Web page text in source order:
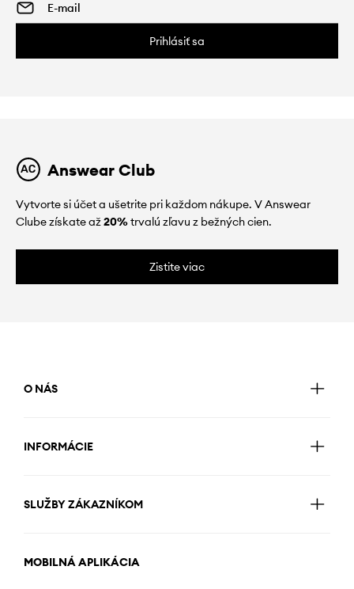
Prihlásiť sa
Answear Club
Vytvorte si účet a ušetrite pri každom nákupe. V Answear
Clube získate až20%trvalú zľavu z bežných cien.
Zistite viac
O NÁS
INFORMÁCIE
SLUŽBY ZÁKAZNÍKOM
MOBILNÁ APLIKÁCIA